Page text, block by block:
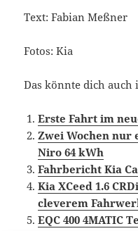
Text: Fabian Meßner
Fotos: Kia
Das könnte dich auch
Erste Fahrt im
Zwei Wochen nur
Niro 64 kWh
Fahrbericht Kia
Kia XCeed 1.6
cleverem
EQC 400 4MATIC